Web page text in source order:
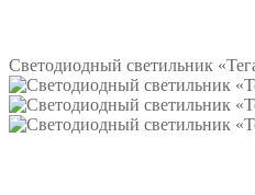
Светодиодный светильник